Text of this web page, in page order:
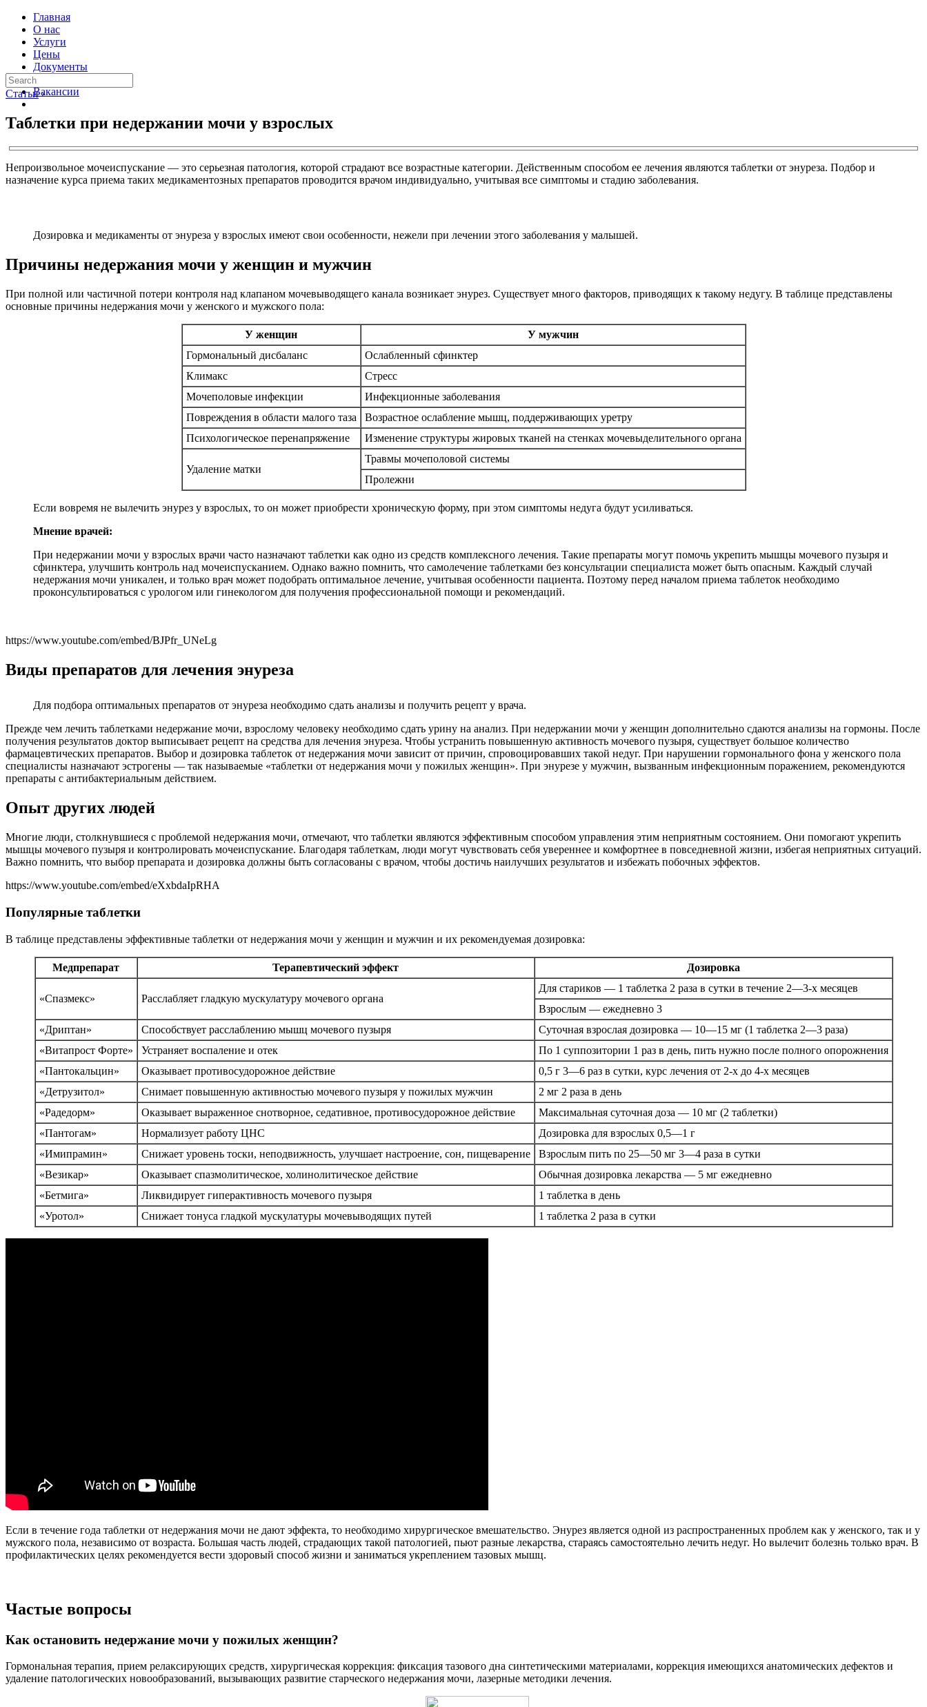
Главная
О нас
Услуги
Цены
Документы
Контакты
Вакансии
Статьи ›
Таблетки при недержании мочи у взрослых
Непроизвольное мочеиспускание — это серьезная патология, которой страдают все возрастные категории. Действенным способом ее лечения являются таблетки от энуреза. Подбор и
назначение курса приема таких медикаментозных препаратов проводится врачом индивидуально, учитывая все симптомы и стадию заболевания.
Дозировка и медикаменты от энуреза у взрослых имеют свои особенности, нежели при лечении этого заболевания у малышей.
Причины недержания мочи у женщин и мужчин
При полной или частичной потери контроля над клапаном мочевыводящего канала возникает энурез. Существует много факторов, приводящих к такому недугу. В таблице представлены
основные причины недержания мочи у женского и мужского пола:
У женщин
У мужчин
Гормональный дисбаланс
Ослабленный сфинктер
Климакс
Стресс
Мочеполовые инфекции
Инфекционные заболевания
Повреждения в области малого таза
Возрастное ослабление мышц, поддерживающих уретру
Психологическое перенапряжение
Изменение структуры жировых тканей на стенках мочевыделительного органа
Удаление матки
Травмы мочеполовой системы
Пролежни
Если вовремя не вылечить энурез у взрослых, то он может приобрести хроническую форму, при этом симптомы недуга будут усиливаться.
Мнение врачей:
При недержании мочи у взрослых врачи часто назначают таблетки как одно из средств комплексного лечения. Такие препараты могут помочь укрепить мышцы мочевого пузыря и
сфинктера, улучшить контроль над мочеиспусканием. Однако важно помнить, что самолечение таблетками без консультации специалиста может быть опасным. Каждый случай
недержания мочи уникален, и только врач может подобрать оптимальное лечение, учитывая особенности пациента. Поэтому перед началом приема таблеток необходимо
проконсультироваться с урологом или гинекологом для получения профессиональной помощи и рекомендаций.
https://www.youtube.com/embed/BJPfr_UNeLg
Виды препаратов для лечения энуреза
Для подбора оптимальных препаратов от энуреза необходимо сдать анализы и получить рецепт у врача.
Прежде чем лечить таблетками недержание мочи, взрослому человеку необходимо сдать урину на анализ. При недержании мочи у женщин дополнительно сдаются анализы на гормоны. После
получения результатов доктор выписывает рецепт на средства для лечения энуреза. Чтобы устранить повышенную активность мочевого пузыря, существует большое количество
фармацевтических препаратов. Выбор и дозировка таблеток от недержания мочи зависит от причин, спровоцировавших такой недуг. При нарушении гормонального фона у женского пола
специалисты назначают эстрогены — так называемые «таблетки от недержания мочи у пожилых женщин». При энурезе у мужчин, вызванным инфекционным поражением, рекомендуются
препараты с антибактериальным действием.
Опыт других людей
Многие люди, столкнувшиеся с проблемой недержания мочи, отмечают, что таблетки являются эффективным способом управления этим неприятным состоянием. Они помогают укрепить
мышцы мочевого пузыря и контролировать мочеиспускание. Благодаря таблеткам, люди могут чувствовать себя увереннее и комфортнее в повседневной жизни, избегая неприятных ситуаций.
Важно помнить, что выбор препарата и дозировка должны быть согласованы с врачом, чтобы достичь наилучших результатов и избежать побочных эффектов.
https://www.youtube.com/embed/eXxbdaIpRHA
Популярные таблетки
В таблице представлены эффективные таблетки от недержания мочи у женщин и мужчин и их рекомендуемая дозировка:
Медпрепарат Терапевтический эффект Дозировка
«Спазмекс» Расслабляет гладкую мускулатуру мочевого органа
Для стариков — 1 таблетка 2 раза в сутки в течение 2—3-х месяцев
Взрослым — ежедневно 3
«Дриптан»
Способствует расслаблению мышц мочевого пузыря
Суточная взрослая дозировка — 10—15 мг (1 таблетка 2—3 раза)
«Витапрост Форте»
Устраняет воспаление и отек
По 1 суппозитории 1 раз в день, пить нужно после полного опорожнения
«Пантокальцин»
Оказывает противосудорожное действие
0,5 г 3—6 раз в сутки, курс лечения от 2-х до 4-х месяцев
«Детрузитол»
Снимает повышенную активностью мочевого пузыря у пожилых мужчин
2 мг 2 раза в день
«Радедорм»
Оказывает выраженное снотворное, седативное, противосудорожное действие
Максимальная суточная доза — 10 мг (2 таблетки)
«Пантогам»
Нормализует работу ЦНС
Дозировка для взрослых 0,5—1 г
«Имипрамин»
Снижает уровень тоски, неподвижность, улучшает настроение, сон, пищеварение
Взрослым пить по 25—50 мг 3—4 раза в сутки
«Везикар»
Оказывает спазмолитическое, холинолитическое действие
Обычная дозировка лекарства — 5 мг ежедневно
«Бетмига»
Ликвидирует гиперактивность мочевого пузыря
1 таблетка в день
«Уротол»
Снижает тонуса гладкой мускулатуры мочевыводящих путей 1 таблетка 2 раза в сутки
Если в течение года таблетки от недержания мочи не дают эффекта, то необходимо хирургическое вмешательство. Энурез является одной из распространенных проблем как у женского, так и у
мужского пола, независимо от возраста. Большая часть людей, страдающих такой патологией, пьют разные лекарства, стараясь самостоятельно лечить недуг. Но вылечит болезнь только врач. В
профилактических целях рекомендуется вести здоровый способ жизни и заниматься укреплением тазовых мышц.
Частые вопросы
Как остановить недержание мочи у пожилых женщин?
Гормональная терапия, прием релаксирующих средств, хирургическая коррекция: фиксация тазового дна синтетическими материалами, коррекция имеющихся анатомических дефектов и
удаление патологических новообразований, вызывающих развитие старческого недержания мочи, лазерные методики лечения.